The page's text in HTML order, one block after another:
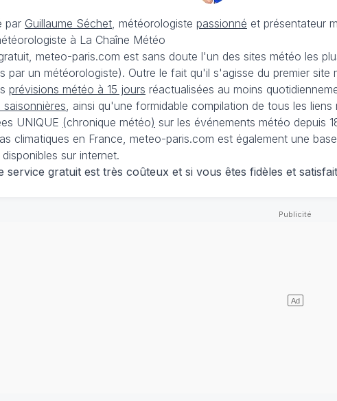
par Guillaume Séchet , météorologiste passionné et présentateur
à La Chaîne Météo
meteo-paris.com est sans doute l'un des sites météo les
par un météorologiste). Outre le fait qu'il s'agisse du premier
prévisions météo à 15 jours réactualisées au moins
, ainsi qu'une formidable compilation de tous les
UNIQUE (chronique météo) sur les événements météo depuis
climatiques en France, meteo-paris.com est également une
sur internet.
service gratuit est très coûteux et si vous êtes fidèles et